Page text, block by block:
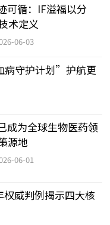
可循：IF溢福以分
术定义
06-03
守护计划”护航更
成为全球生物医药领
源地
06-01
威判例揭示四大核